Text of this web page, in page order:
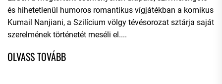
és hihetetlenül humoros romantikus vígjátékban a komikus
Kumail Nanjiani, a Szilícium völgy tévésorozat sztárja saját
szerelmének történetét meséli el....